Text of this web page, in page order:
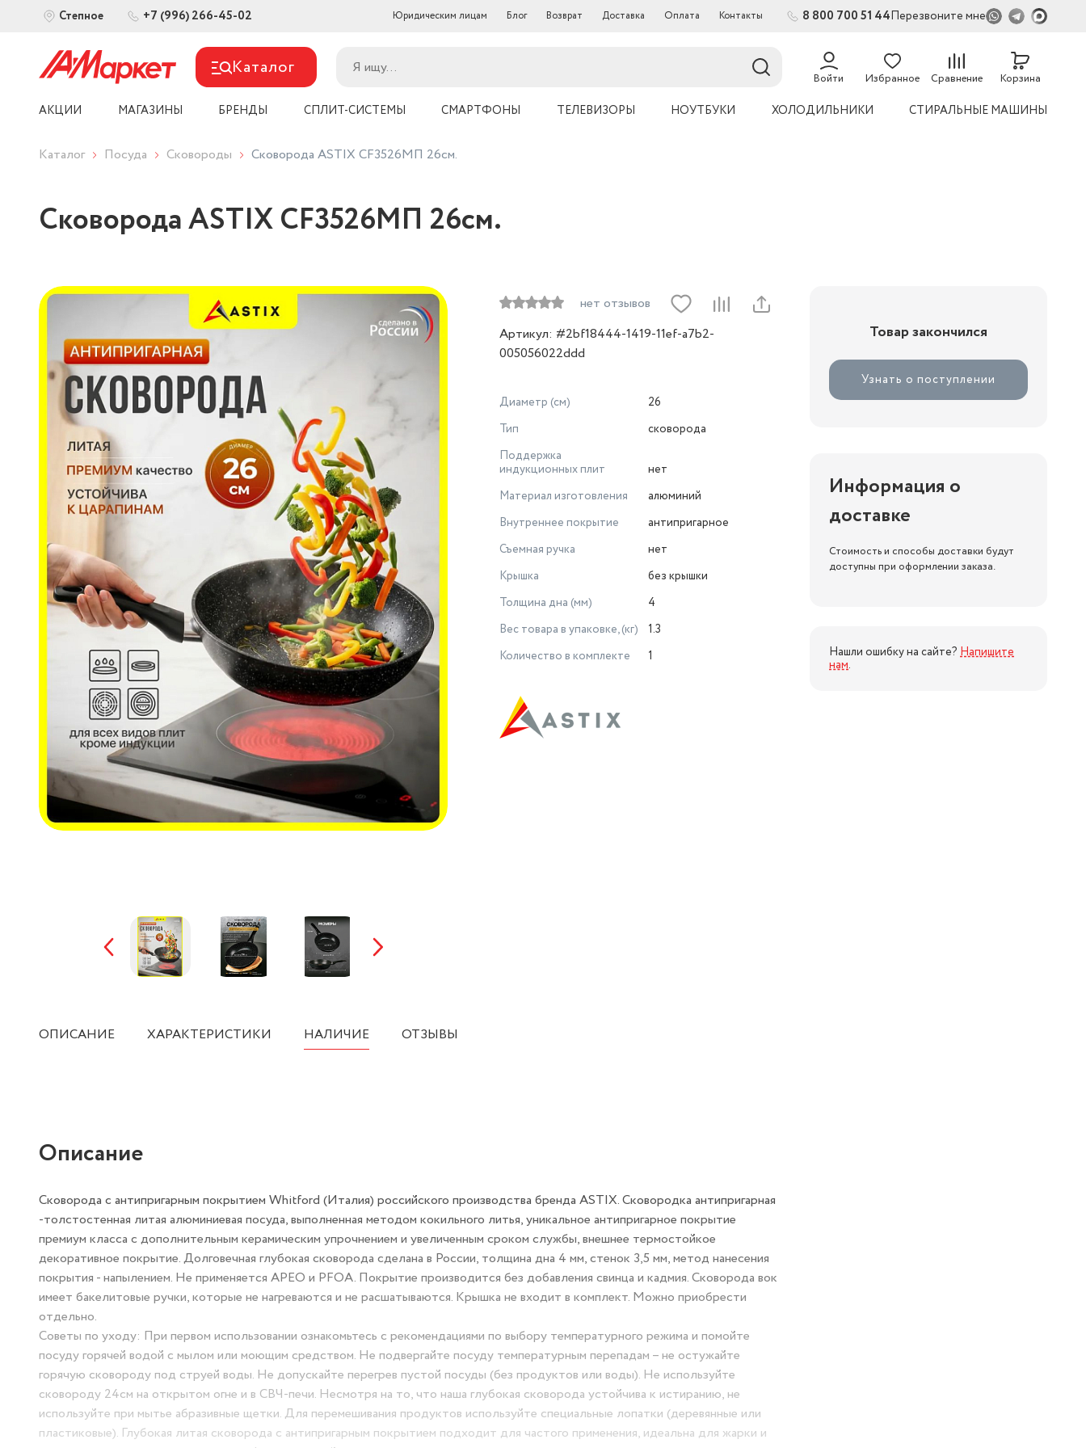
Степное +7 (996) 266-45-02 Юридическим лицам Блог Возврат Доставка Оплата Контакты 8 800 700 51 44Перезвоните мне
Каталог Войти Избранное Сравнение Корзина
АКЦИИ МАГАЗИНЫ БРЕНДЫ СПЛИТ-СИСТЕМЫ СМАРТФОНЫ ТЕЛЕВИЗОРЫ НОУТБУКИ ХОЛОДИЛЬНИКИ СТИРАЛЬНЫЕ МАШИНЫ
Каталог Посуда Сковороды Сковорода ASTIX CF3526МП 26см.
Сковорода ASTIX CF3526МП 26см.
нет отзывов
Артикул: #2bf18444-1419-11ef-a7b2-
005056022ddd
Диаметр (см)
26
Тип
сковорода
Поддержка индукционных
плит
нет
Материал изготовления
алюминий
Внутреннее покрытие
антипригарное
Съемная ручка
нет
Крышка
без крышки
Толщина дна (мм)
4
Вес товара в упаковке, (кг)
1.3
Количество в комплекте
1
Товар закончился
Узнать о поступлении
Информация о
доставке
Стоимость и способы доставки будут
доступны при оформлении заказа.
Нашли ошибку на сайте?Напишите
нам
ОПИСАНИЕ ХАРАКТЕРИСТИКИ НАЛИЧИЕ ОТЗЫВЫ
Описание
Сковорода с антипригарным покрытием Whitford (Италия) российского производства бренда ASTIX. Сковородка
антипригарная -толстостенная литая алюминиевая посуда, выполненная методом кокильного литья, уникальное
антипригарное покрытие премиум класса с дополнительным керамическим упрочнением и увеличенным сроком службы,
внешнее термостойкое декоративное покрытие. Долговечная глубокая сковорода сделана в России, толщина дна 4 мм,
стенок 3,5 мм, метод нанесения покрытия - напылением. Не применяется APEO и PFOA. Покрытие производится без
добавления свинца и кадмия. Сковорода вок имеет бакелитовые ручки, которые не нагреваются и не расшатываются.
Крышка не входит в комплект. Можно приобрести отдельно.
Советы по уходу: При первом использовании ознакомьтесь с рекомендациями по выбору температурного режима и
помойте посуду горячей водой с мылом или моющим средством. Не подвергайте посуду температурным перепадам – не
остужайте горячую сковороду под струей воды. Не допускайте перегрев пустой посуды (без продуктов или воды). Не
используйте сковороду 24см на открытом огне и в СВЧ-печи. Несмотря на то, что наша глубокая сковорода устойчива к
истиранию, не используйте при мытье абразивные щетки. Для перемешивания продуктов используйте специальные
лопатки (деревянные или пластиковые). Глубокая литая сковорода с антипригарным покрытием подходит для частого